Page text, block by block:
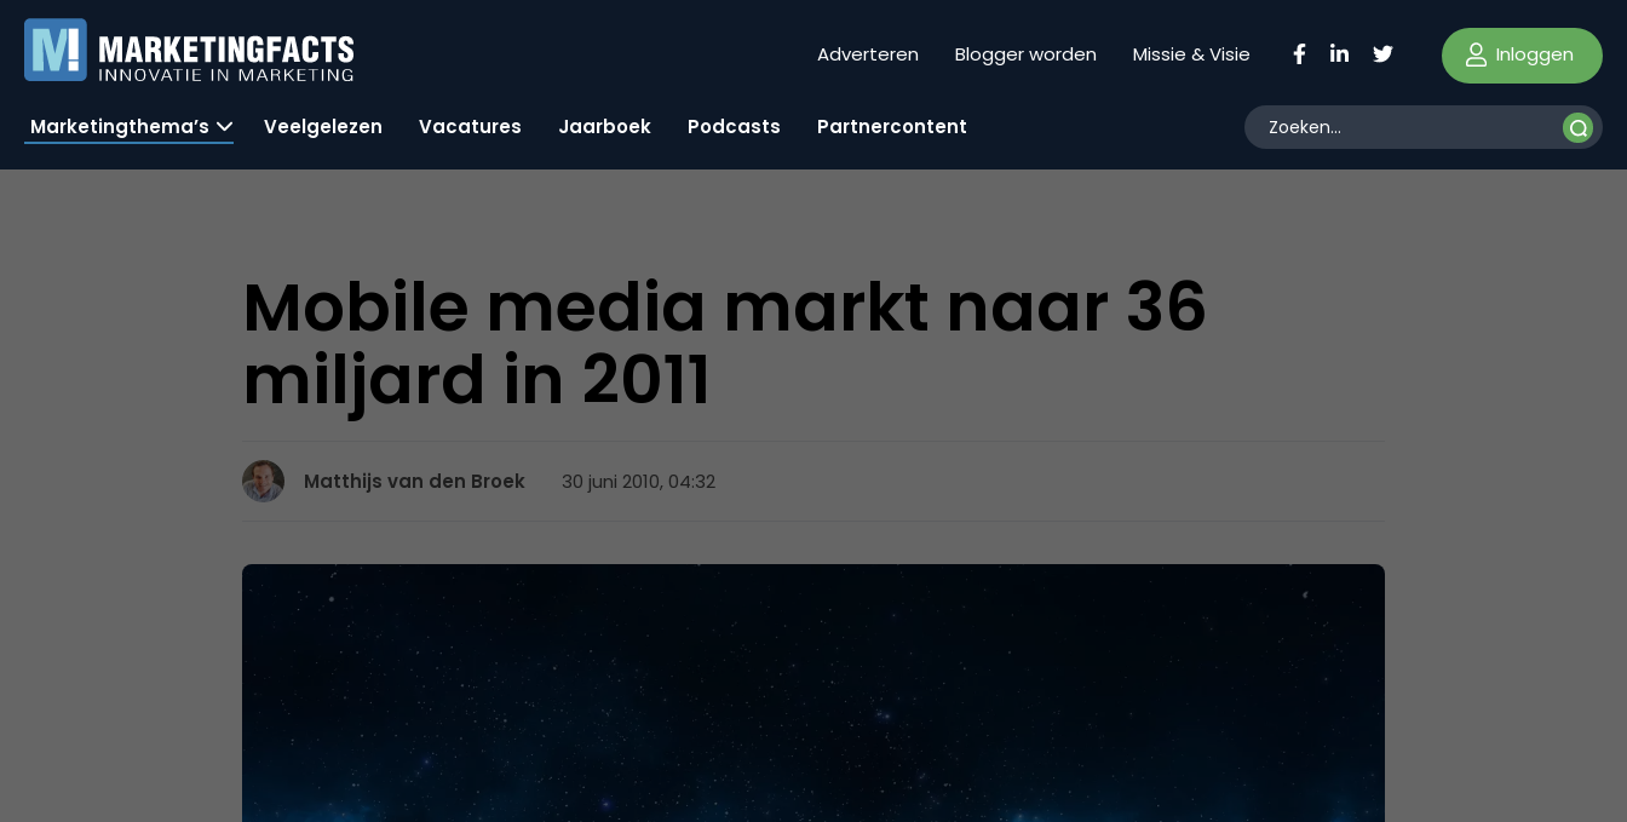
Adverteren Blogger worden Missie & Visie Inloggen
Marketingthema’s Veelgelezen Vacatures Jaarboek Podcasts Partnercontent
Mobile media markt naar 36
miljard in 2011
Matthijs van den Broek 30 juni 2010, 04:32